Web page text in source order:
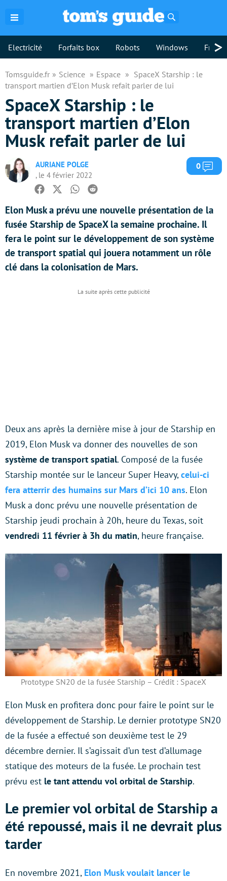
Electricité Forfaits box Robots Windows >
Tomsguide.fr Science Espace
SpaceX Starship : le
transport martien d’Elon Musk refait parler de lui
SpaceX Starship : le
transport martien d’Elon
Musk refait parler de lui
AURIANE POLGE
, le 4 février 2022
0
Facebook
TwitterWhatsapp
Reddit
Elon Musk a prévu une nouvelle présentation de la
fusée Starship de SpaceX la semaine prochaine. Il
fera le point sur le développement de son système
de transport spatial qui jouera notamment un rôle
clé dans la colonisation de Mars.
Deux ans après la dernière mise à jour de Starship en
2019, Elon Musk va donner des nouvelles de son
système de transport spatial. Composé de la fusée
Starship montée sur le lanceur Super Heavy,celui-ci
fera atterrir des humains sur Mars d’ici 10 ans. Elon
Musk a donc prévu une nouvelle présentation de
Starship jeudi prochain à 20h, heure du Texas, soit
vendredi 11 février à 3h du matin, heure française.
Prototype SN20 de la fusée Starship – Crédit : SpaceX
Elon Musk en profitera donc pour faire le point sur le
développement de Starship. Le dernier prototype SN20
de la fusée a effectué son deuxième test le 29
décembre dernier. Il s’agissait d’un test d’allumage
statique des moteurs de la fusée. Le prochain test
prévu est le tant attendu vol orbital de Starship.
Le premier vol orbital de Starship a
été repoussé, mais il ne devrait plus
tarder
En novembre 2021, Elon Musk voulait lancer le